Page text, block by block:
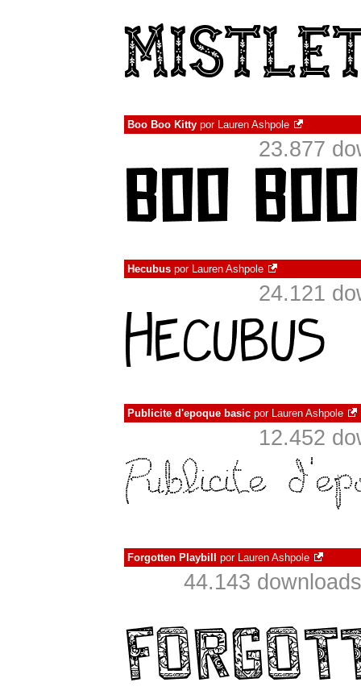
Boo Boo Kitty por Lauren Ashpole
23.877
Hecubus por Lauren Ashpole
24.121
Publicite d'epoque basic por Lauren Ashpole
12.452
Forgotten Playbill por Lauren Ashpole
44.143